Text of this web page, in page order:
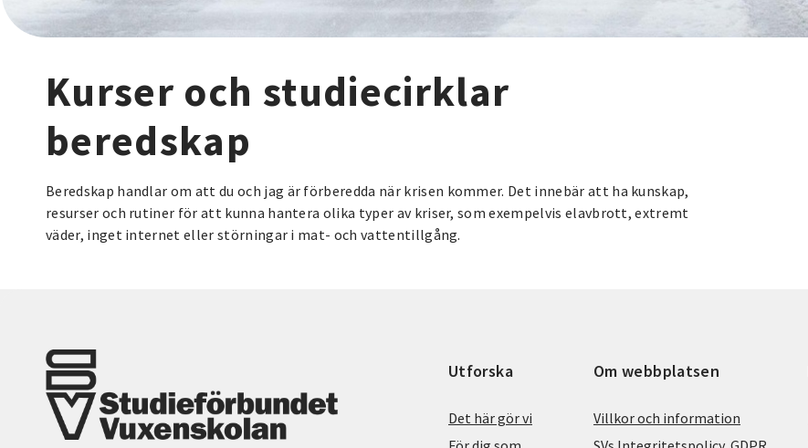
Kurser och studiecirklar
beredskap
Beredskap handlar om att du och jag är förberedda när krisen kommer. Det innebär att ha kunskap,
resurser och rutiner för att kunna hantera olika typer av kriser, som exempelvis elavbrott, extremt
väder, inget internet eller störningar i mat- och vattentillgång.
Utforska
Det här gör vi
Om webbplatsen
Villkor och information